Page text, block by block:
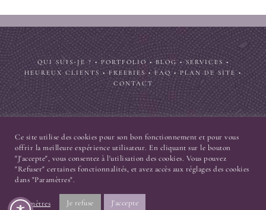
QUI SUIS-JE ? • PORTFOLIO • BLOG • SERVICES
•
HEUREUX CLIENTS •FREEBIES•FAQ• PLAN DE SITE
CONTACT
© 2004-2026 Nekosign [ Priscilla Cuvelier ]. Tous droits réservés. •
Design avec ♥ parmoi•Mentions légales•Politique de confidencialité
Instagram
Pinterest
Ce site utilise des cookies pour son bon fonctionnement et pour vous
offrir la meilleure expérience utilisateur. En cliquant sur le bouton
"J'accepte", vous consentez à l'utilisation des cookies. Vous pouvez
"Refuser" certaines fonctionnalités, et avez accès aux réglages des cookies
dans "Paramètres".
Paramètres Je refuse J'accepte